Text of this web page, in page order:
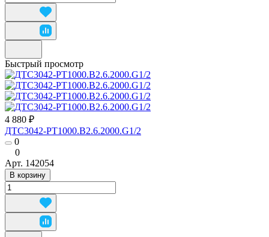
Быстрый просмотр
4 880 ₽
ДТС3042-РТ1000.В2.6.2000.G1/2
0
0
Арт. 142054
В корзину